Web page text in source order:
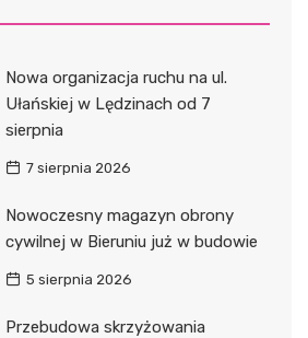
Nowa organizacja ruchu na ul.
Ułańskiej w Lędzinach od 7
sierpnia
7 sierpnia 2026
Nowoczesny magazyn obrony
cywilnej w Bieruniu już w budowie
5 sierpnia 2026
Przebudowa skrzyżowania